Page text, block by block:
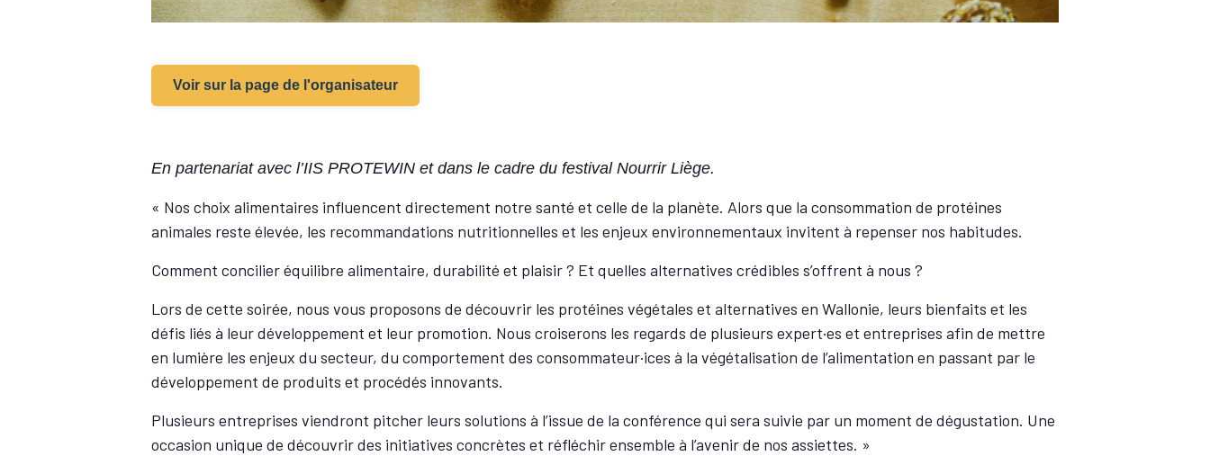
Voir sur la page de l'organisateur
En partenariat avec l’IIS PROTEWIN et dans le cadre du festival Nourrir Liège.
« Nos choix alimentaires influencent directement notre santé et celle de la planète. Alors que la consommation de protéines
animales reste élevée, les recommandations nutritionnelles et les enjeux environnementaux invitent à repenser nos habitudes.
Comment concilier équilibre alimentaire, durabilité et plaisir ? Et quelles alternatives crédibles s’offrent à nous ?
Lors de cette soirée, nous vous proposons de découvrir les protéines végétales et alternatives en Wallonie, leurs bienfaits et les
défis liés à leur développement et leur promotion. Nous croiserons les regards de plusieurs expert·es et entreprises afin de mettre
en lumière les enjeux du secteur, du comportement des consommateur·ices à la végétalisation de l’alimentation en passant par le
développement de produits et procédés innovants.
Plusieurs entreprises viendront pitcher leurs solutions à l’issue de la conférence qui sera suivie par un moment de dégustation. Une
occasion unique de découvrir des initiatives concrètes et réfléchir ensemble à l’avenir de nos assiettes. »